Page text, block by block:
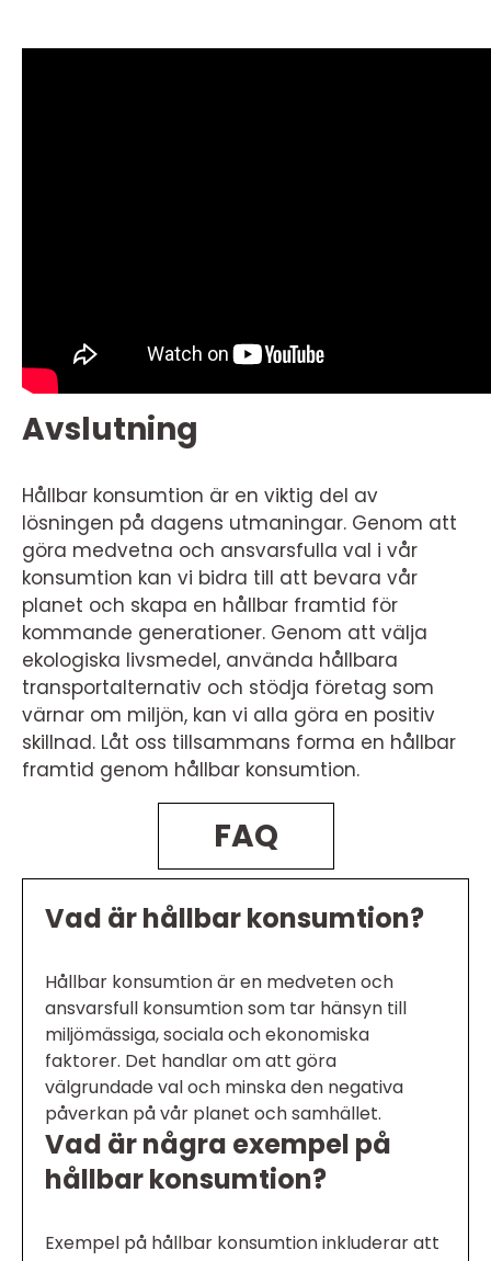
Avslutning
Hållbar konsumtion är en viktig del av
lösningen på dagens utmaningar. Genom att
göra medvetna och ansvarsfulla val i vår
konsumtion kan vi bidra till att bevara vår
planet och skapa en hållbar framtid för
kommande generationer. Genom att välja
ekologiska livsmedel, använda hållbara
transportalternativ och stödja företag som
värnar om miljön, kan vi alla göra en positiv
skillnad. Låt oss tillsammans forma en hållbar
framtid genom hållbar konsumtion.
FAQ
Vad är hållbar konsumtion?
Hållbar konsumtion är en medveten och
ansvarsfull konsumtion som tar hänsyn till
miljömässiga, sociala och ekonomiska
faktorer. Det handlar om att göra
välgrundade val och minska den negativa
påverkan på vår planet och samhället.
Vad är några exempel på
hållbar konsumtion?
Exempel på hållbar konsumtion inkluderar att